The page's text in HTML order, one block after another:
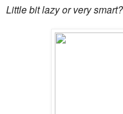
Little bit lazy or very smart?